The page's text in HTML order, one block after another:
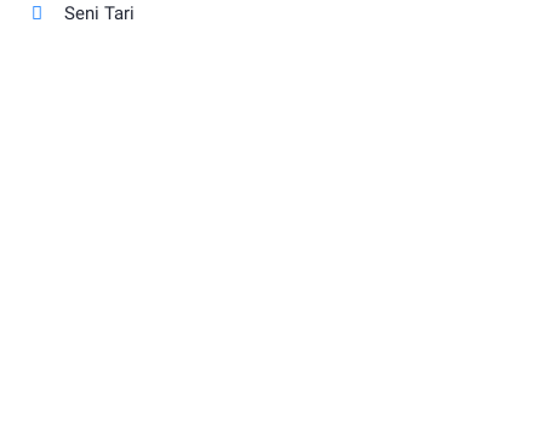
Seni Tari